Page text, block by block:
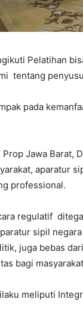
Pelatihan
tentang
pada
Jawa Barat,
aparatur
professional.
regulatif
sipil
juga bebas
bagi
meliputi